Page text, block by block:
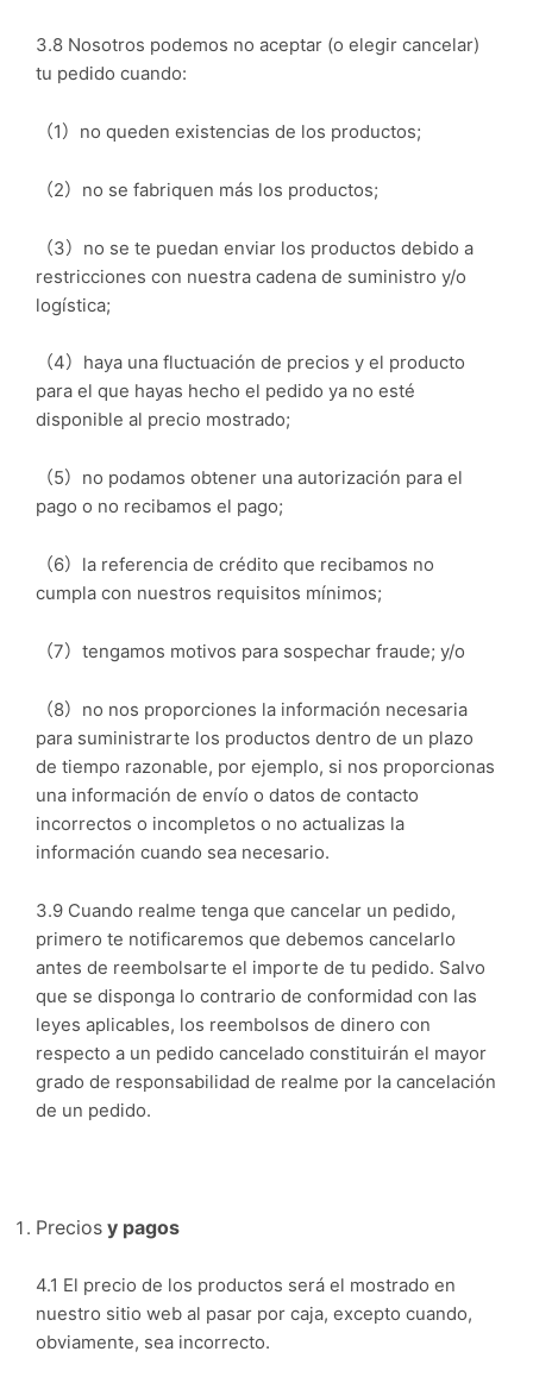
3.8 Nosotros podemos no aceptar (o elegir cancelar)
tu pedido cuando:
（1）no queden existencias de los productos;
（2）no se fabriquen más los productos;
（3）no se te puedan enviar los productos debido a
restricciones con nuestra cadena de suministro y/o
logística;
（4）haya una fluctuación de precios y el producto
para el que hayas hecho el pedido ya no esté
disponible al precio mostrado;
（5）no podamos obtener una autorización para el
pago o no recibamos el pago;
（6）la referencia de crédito que recibamos no
cumpla con nuestros requisitos mínimos;
（7）tengamos motivos para sospechar fraude; y/o
（8）no nos proporciones la información necesaria
para suministrarte los productos dentro de un plazo
de tiempo razonable, por ejemplo, si nos proporcionas
una información de envío o datos de contacto
incorrectos o incompletos o no actualizas la
información cuando sea necesario.
3.9 Cuando realme tenga que cancelar un pedido,
primero te notificaremos que debemos cancelarlo
antes de reembolsarte el importe de tu pedido. Salvo
que se disponga lo contrario de conformidad con las
leyes aplicables, los reembolsos de dinero con
respecto a un pedido cancelado constituirán el mayor
grado de responsabilidad de realme por la cancelación
de un pedido.
Preciosy pagos
4.1 El precio de los productos será el mostrado en
nuestro sitio web al pasar por caja, excepto cuando,
obviamente, sea incorrecto.